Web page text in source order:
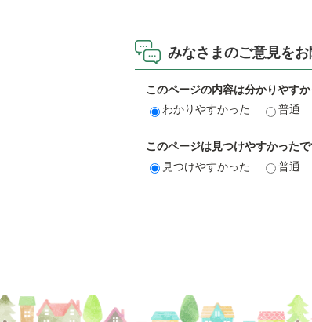
みなさまのご意見を
このページの内容は分かりやす
わかりやすかった
普通
このページは見つけやすかった
見つけやすかった
普通